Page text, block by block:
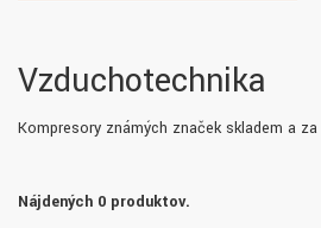
Vzduchotechnika
Kompresory známých značek skladem a za
Nájdených 0 produktov.